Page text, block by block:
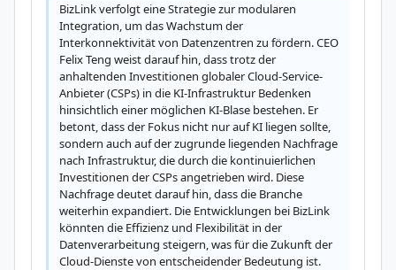
BizLink verfolgt eine Strategie zur modularen
Integration, um das Wachstum der
Interkonnektivität von Datenzentren zu fördern. CEO
Felix Teng weist darauf hin, dass trotz der
anhaltenden Investitionen globaler Cloud-Service-
Anbieter (CSPs) in die KI-Infrastruktur Bedenken
hinsichtlich einer möglichen KI-Blase bestehen. Er
betont, dass der Fokus nicht nur auf KI liegen sollte,
sondern auch auf der zugrunde liegenden Nachfrage
nach Infrastruktur, die durch die kontinuierlichen
Investitionen der CSPs angetrieben wird. Diese
Nachfrage deutet darauf hin, dass die Branche
weiterhin expandiert. Die Entwicklungen bei BizLink
könnten die Effizienz und Flexibilität in der
Datenverarbeitung steigern, was für die Zukunft der
Cloud-Dienste von entscheidender Bedeutung ist.